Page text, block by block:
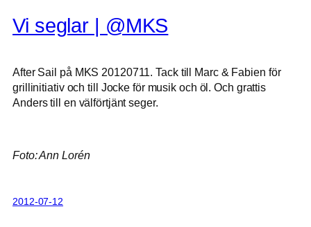
Vi seglar | @MKS
After Sail på MKS 20120711. Tack till Marc & Fabien för
grillinitiativ och till Jocke för musik och öl. Och grattis
Anders till en välförtjänt seger.
Foto: Ann Lorén
2012-07-12